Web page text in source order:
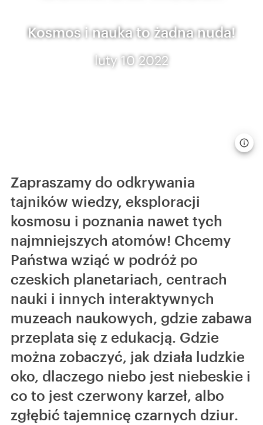
Kosmos i nauka to żadna nuda!
luty 10 2022
Zapraszamy do odkrywania
tajników wiedzy, eksploracji
kosmosu i poznania nawet tych
najmniejszych atomów! Chcemy
Państwa wziąć w podróż po
czeskich planetariach, centrach
nauki i innych interaktywnych
muzeach naukowych, gdzie zabawa
przeplata się z edukacją. Gdzie
można zobaczyć, jak działa ludzkie
oko, dlaczego niebo jest niebeskie i
co to jest czerwony karzeł, albo
zgłębić tajemnicę czarnych dziur.